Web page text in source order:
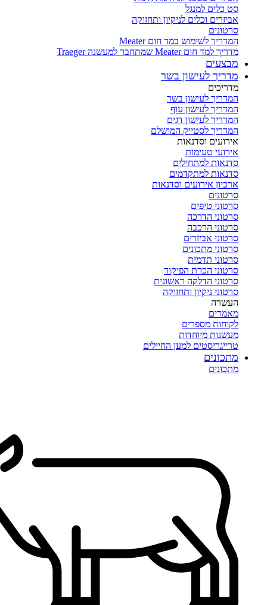
סט כלים למנגל
אביזרים וכלים לניקיון ותחזוקה
סרטונים
המדריך לשימוש במד חום Meater
מדריך למד חום Meater שמתחבר למעשנה Traeger
מבצעים
מדריך לעישון בשר
מדריכים
המדריך לעישון בשר
המדריך לעישון עוף
המדריך לעישון דגים
המדריך לסטייק המושלם
אירועים וסדנאות
אירועי טעימות
סדנאות למתחילים
סדנאות למתקדמים
ארכיון אירועים וסדנאות
סרטונים
סרטוני טיפים
סרטוני הדרכה
סרטוני הרכבה
סרטוני אביזרים
סרטוני מתכונים
סרטוני תדמית
סרטוני הכרת הפיקוד
סרטוני הדלקה ראשונית
סרטוני ניקיון ותחזוקה
העשרה
מאמרים
לקוחות מספרים
מעשנות מיוחדות
טרייגריסטים למען החיילים
מתכונים
מתכונים